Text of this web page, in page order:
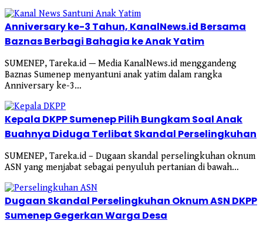
Anniversary ke-3 Tahun, KanalNews.id Bersama
Baznas Berbagi Bahagia ke Anak Yatim
SUMENEP, Tareka.id — Media KanalNews.id menggandeng
Baznas Sumenep menyantuni anak yatim dalam rangka
Anniversary ke-3…
Kepala DKPP Sumenep Pilih Bungkam Soal Anak
Buahnya Diduga Terlibat Skandal Perselingkuhan
SUMENEP, Tareka.id – Dugaan skandal perselingkuhan oknum
ASN yang menjabat sebagai penyuluh pertanian di bawah…
Dugaan Skandal Perselingkuhan Oknum ASN DKPP
Sumenep Gegerkan Warga Desa